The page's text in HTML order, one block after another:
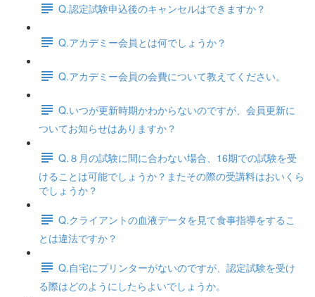
Q.認定試験申込後のキャンセルはできますか？
Q.アカデミー会員とは何でしょうか？
Q.アカデミー会員の会費について教えてください。
Q.いつが更新時期かわからないのですが、会員更新に
ついてお知らせはありますか？
Q.８月の試験に間に合わない場合、16期での試験を受
けることは可能でしょうか？またその際の受講料はおいくら
でしょうか？
Q.クライアントの血液データを見て食事指導をするこ
とは違法ですか？
Q.自宅にプリンターがないのですが、認定試験を受け
る際はどのようにしたらよいでしょうか。